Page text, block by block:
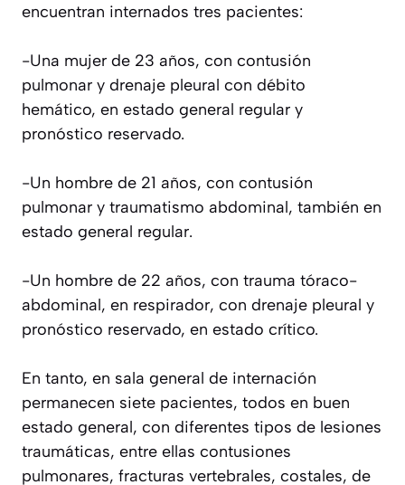
encuentran internados tres pacientes:
-Una mujer de 23 años, con contusión
pulmonar y drenaje pleural con débito
hemático, en estado general regular y
pronóstico reservado.
-Un hombre de 21 años, con contusión
pulmonar y traumatismo abdominal, también en
estado general regular.
-Un hombre de 22 años, con trauma tóraco-
abdominal, en respirador, con drenaje pleural y
pronóstico reservado, en estado crítico.
En tanto, en sala general de internación
permanecen siete pacientes, todos en buen
estado general, con diferentes tipos de lesiones
traumáticas, entre ellas contusiones
pulmonares, fracturas vertebrales, costales, de